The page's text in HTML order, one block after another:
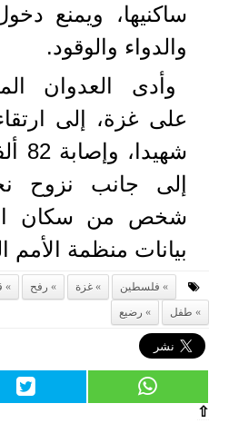
ساكنيها، ويمنع
والدواء والوقود.
وأدى العدوان
شخص من سكان
بيانات منظمة الأمم
فلسطين غزة رفح
طفل
رضيع
⇧